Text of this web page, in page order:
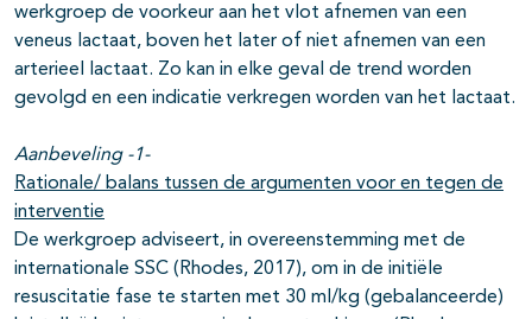
werkgroep de voorkeur aan het vlot afnemen van een
veneus lactaat, boven het later of niet afnemen van een
arterieel lactaat. Zo kan in elke geval de trend worden
gevolgd en een indicatie verkregen worden van het lactaat.
Aanbeveling -1-
Rationale/ balans tussen de argumenten voor en tegen de
interventie
De werkgroep adviseert, in overeenstemming met de
internationale SSC (Rhodes, 2017), om in de initiële
resuscitatie fase te starten met 30 ml/kg (gebalanceerde)